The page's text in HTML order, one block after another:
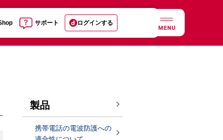
サポート ログインする
MENU
製品
携帯電話の電波防護への